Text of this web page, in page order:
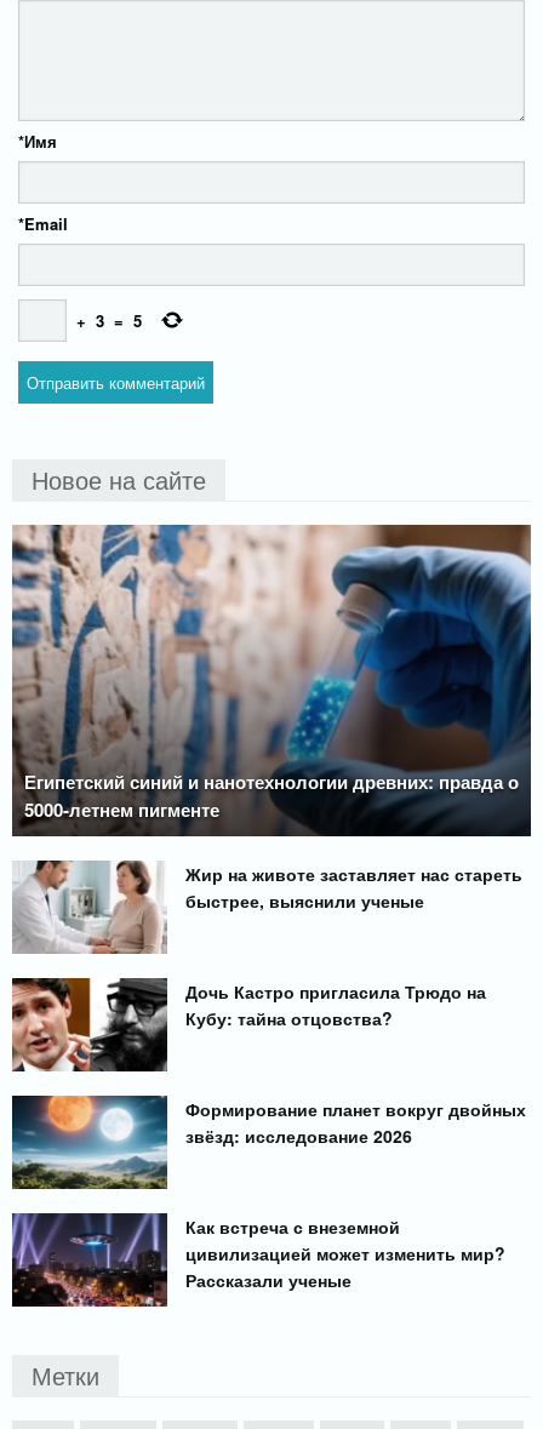
Имя
*
Email
*
+ 3 = 5
Новое на сайте
Египетский синий и нанотехнологии древних: правда о
5000-летнем пигменте
Жир на животе заставляет нас стареть
быстрее, выяснили ученые
Дочь Кастро пригласила Трюдо на
Кубу: тайна отцовства?
Формирование планет вокруг двойных
звёзд: исследование 2026
Как встреча с внеземной
цивилизацией может изменить мир?
Рассказали ученые
Метки